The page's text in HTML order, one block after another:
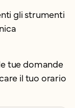
gli strumenti
tue domande
il tuo orario